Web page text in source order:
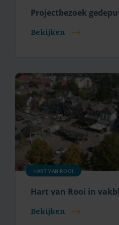
Projectbezoek
Bekijken
HART VAN ROOI
Hart van Rooi in
Bekijken